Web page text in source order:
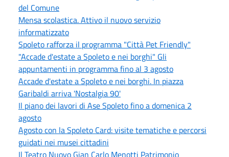
del Comune
Mensa scolastica. Attivo il nuovo servizio
informatizzato
Spoleto rafforza il programma "Città Pet Friendly"
"Accade d'estate a Spoleto e nei borghi" Gli
appuntamenti in programma fino al 3 agosto
Accade d'estate a Spoleto e nei borghi. In piazza
Garibaldi arriva 'Nostalgia 90'
Il piano dei lavori di Ase Spoleto fino a domenica 2
agosto
Agosto con la Spoleto Card: visite tematiche e percorsi
guidati nei musei cittadini
Il Teatro Nuovo Gian Carlo Menotti Patrimonio